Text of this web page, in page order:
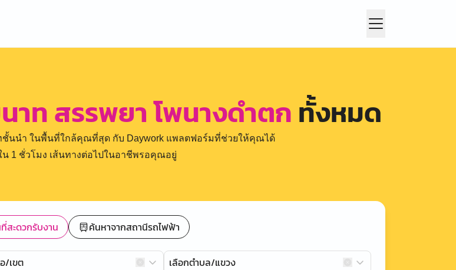
าท สรรพยา โพนางดำตก ทั้งหมด
นนำ ในพื้นที่ใกล้คุณที่สุด กับ Daywork แพลตฟอร์มที่ช่วยให้คุณได้
น 1 ชั่วโมง เส้นทางต่อไปในอาชีพรอคุณอยู่
สะดวกรับงาน ค้นหาจากสถานีรถไฟฟ้า
/เขต เลือกตำบล/แขวง